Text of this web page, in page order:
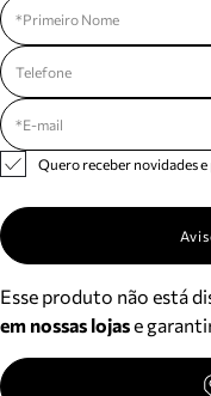
Quero receber novidades
Esse produto não está
em nossas lojase